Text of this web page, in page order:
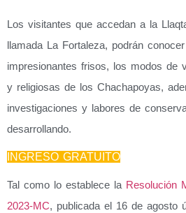
Los visitantes que accedan a la
llamada La Fortaleza, podrán
impresionantes frisos, los modos de
y religiosas de los Chachapoyas,
investigaciones y labores de
desarrollando.
INGRESO GRATUITO
Tal como lo establece la Resolución
2023-MC, publicada el 16 de agosto